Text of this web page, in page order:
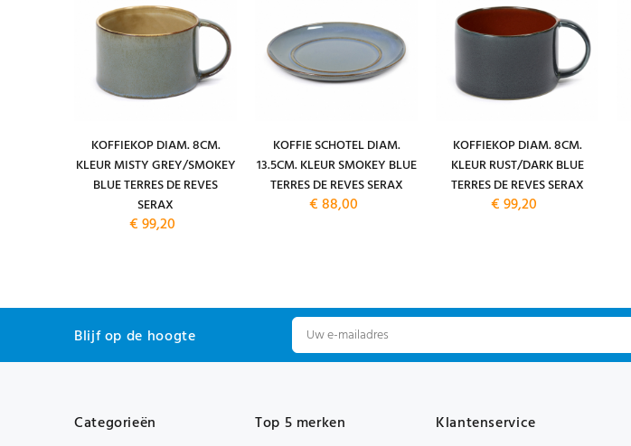
KOFFIEKOP DIAM. 8CM.
KLEUR MISTY GREY/SMOKEY
BLUE TERRES DE REVES
SERAX
€ 99,20
KOFFIE SCHOTEL DIAM.
13.5CM. KLEUR SMOKEY BLUE
TERRES DE REVES SERAX
€ 88,00
KOFFIEKOP DIAM. 8CM.
KLEUR RUST/DARK BLUE
TERRES DE REVES SERAX
€ 99,20
Blijf op de hoogte
Categorieën Top 5 merken Klantenservice